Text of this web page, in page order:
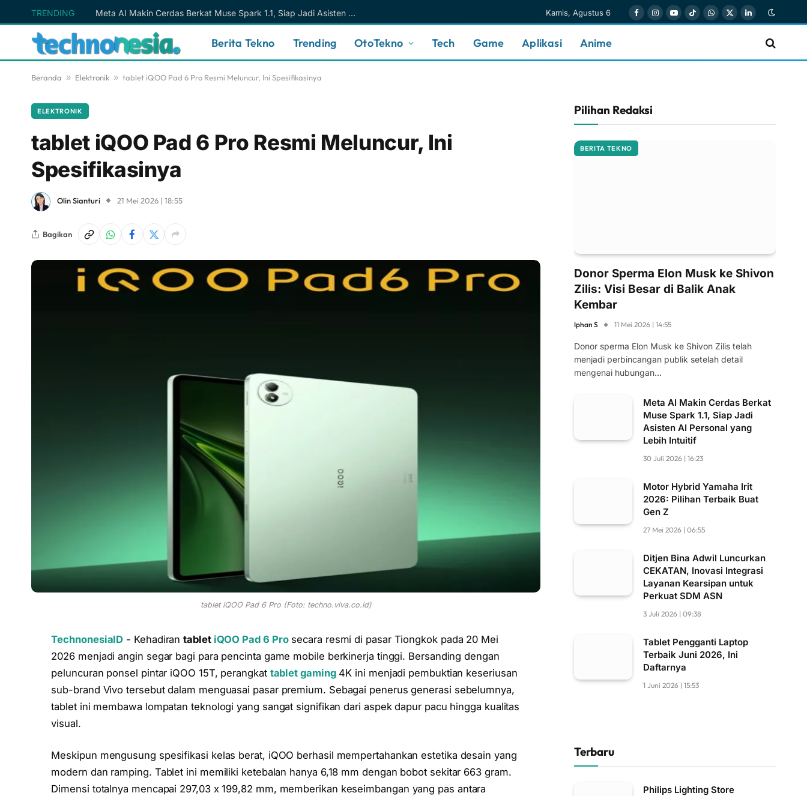
TRENDING Meta AI Makin Cerdas Berkat Muse Spark 1.1, Siap Jadi Asisten AI Personal yang Lebih Intuitif Kamis, Agustus 6
FacebookInstagram
YouTube
TikTokWhatsApp
X
LinkedIn
Berita Tekno Trending OtoTekno Tech Game Aplikasi Anime
Beranda » Elektronik » tablet iQOO Pad 6 Pro Resmi Meluncur, Ini Spesifikasinya
ELEKTRONIK
tablet iQOO Pad 6 Pro Resmi Meluncur, Ini
Spesifikasinya
Olin Sianturi 21 Mei 2026 | 18:55
Bagikan
tablet iQOO Pad 6 Pro (Foto: techno.viva.co.id)
TechnonesiaID - Kehadirantablet iQOO Pad 6 Prosecara resmi di pasar Tiongkok pada 20 Mei
2026 menjadi angin segar bagi para pencinta game mobile berkinerja tinggi. Bersanding dengan
peluncuran ponsel pintar iQOO 15T, perangkat tablet gaming4K ini menjadi pembuktian keseriusan
sub-brand Vivo tersebut dalam menguasai pasar premium. Sebagai penerus generasi sebelumnya,
tablet ini membawa lompatan teknologi yang sangat signifikan dari aspek dapur pacu hingga kualitas
visual.
Meskipun mengusung spesifikasi kelas berat, iQOO berhasil mempertahankan estetika desain yang
modern dan ramping. Tablet ini memiliki ketebalan hanya 6,18 mm dengan bobot sekitar 663 gram.
Dimensi totalnya mencapai 297,03 x 199,82 mm, memberikan keseimbangan yang pas antara
Pilihan Redaksi
BERITA TEKNO
Donor Sperma Elon Musk ke Shivon
Zilis: Visi Besar di Balik Anak
Kembar
Iphan S 11 Mei 2026 | 14:55
Donor sperma Elon Musk ke Shivon Zilis telah
menjadi perbincangan publik setelah detail
mengenai hubungan…
Meta AI Makin Cerdas Berkat
Muse Spark 1.1, Siap Jadi
Asisten AI Personal yang
Lebih Intuitif
30 Juli 2026 | 16:23
Motor Hybrid Yamaha Irit
2026: Pilihan Terbaik Buat
Gen Z
27 Mei 2026 | 06:55
Ditjen Bina Adwil Luncurkan
CEKATAN, Inovasi Integrasi
Layanan Kearsipan untuk
Perkuat SDM ASN
3 Juli 2026 | 09:38
Tablet Pengganti Laptop
Terbaik Juni 2026, Ini
Daftarnya
1 Juni 2026 | 15:53
Terbaru
Philips Lighting Store